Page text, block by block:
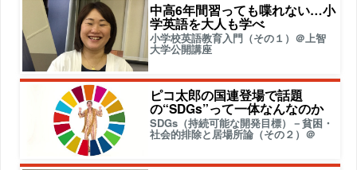
中高6年間習っても喋れない…小
学英語を大人も学べ
小学校英語教育入門（その１）＠上智
大学公開講座
ピコ太郎の国連登場で話題
の“SDGs”って一体なんなのか
SDGs（持続可能な開発目標）－貧困・
社会的排除と居場所論（その２）＠